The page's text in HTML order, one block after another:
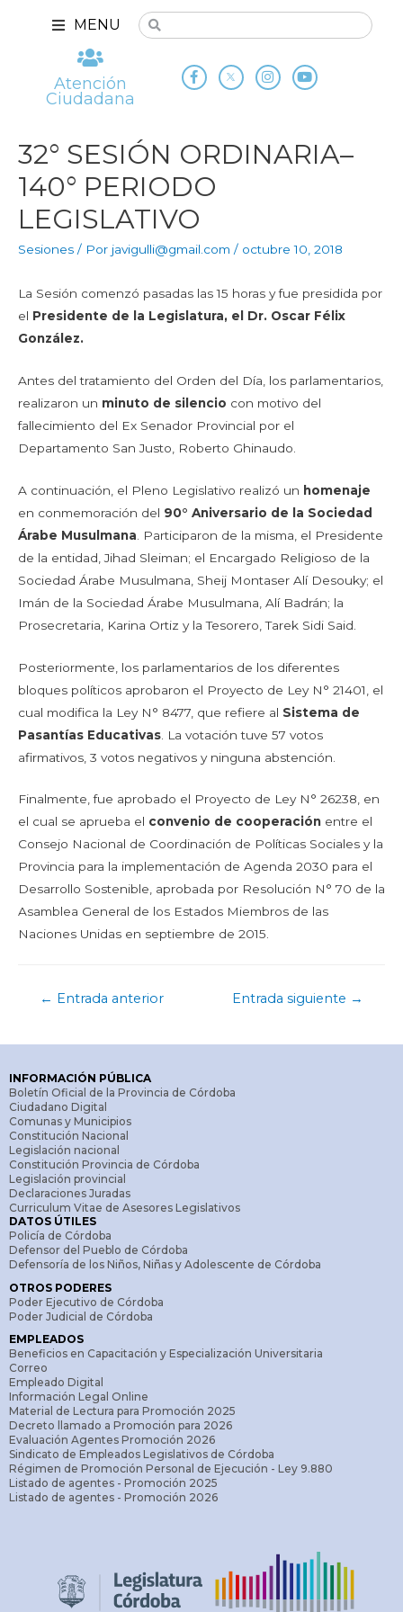
MENU
Atención
Ciudadana
32° SESIÓN ORDINARIA–
140° PERIODO
LEGISLATIVO
Sesiones / Por javigulli@gmail.com / octubre 10, 2018
La Sesión comenzó pasadas las 15 horas y fue presidida por
el Presidente de la Legislatura, el Dr. Oscar Félix
González.
Antes del tratamiento del Orden del Día, los parlamentarios,
realizaron un minuto de silencio con motivo del
fallecimiento del Ex Senador Provincial por el
Departamento San Justo, Roberto Ghinaudo.
A continuación, el Pleno Legislativo realizó un homenaje
en conmemoración del 90° Aniversario de la Sociedad
Árabe Musulmana . Participaron de la misma, el Presidente
de la entidad, Jihad Sleiman; el Encargado Religioso de la
Sociedad Árabe Musulmana, Sheij Montaser Alí Desouky; el
Imán de la Sociedad Árabe Musulmana, Alí Badrán; la
Prosecretaria, Karina Ortiz y la Tesorero, Tarek Sidi Said.
Posteriormente, los parlamentarios de los diferentes
bloques políticos aprobaron el Proyecto de Ley N° 21401, el
cual modifica la Ley N° 8477, que refiere al Sistema de
Pasantías Educativas . La votación tuve 57 votos
afirmativos, 3 votos negativos y ninguna abstención.
Finalmente, fue aprobado el Proyecto de Ley N° 26238, en
el cual se aprueba el convenio de cooperación entre el
Consejo Nacional de Coordinación de Políticas Sociales y la
Provincia para la implementación de Agenda 2030 para el
Desarrollo Sostenible, aprobada por Resolución N° 70 de la
Asamblea General de los Estados Miembros de las
Naciones Unidas en septiembre de 2015.
← Entrada anterior Entrada siguiente →
INFORMACIÓN PÚBLICA
Boletín Oficial de la Provincia de Córdoba
Ciudadano Digital
Comunas y Municipios
Constitución Nacional
Legislación nacional
Constitución Provincia de Córdoba
Legislación provincial
Declaraciones Juradas
Curriculum Vitae de Asesores Legislativos
DATOS ÚTILES
Policía de Córdoba
Defensor del Pueblo de Córdoba
Defensoría de los Niños, Niñas y Adolescente de Córdoba
OTROS PODERES
Poder Ejecutivo de Córdoba
Poder Judicial de Córdoba
EMPLEADOS
Beneficios en Capacitación y Especialización Universitaria
Correo
Empleado Digital
Información Legal Online
Material de Lectura para Promoción 2025
Decreto llamado a Promoción para 2026
Evaluación Agentes Promoción 2026
Sindicato de Empleados Legislativos de Córdoba
Régimen de Promoción Personal de Ejecución - Ley 9.880
Listado de agentes - Promoción 2025
Listado de agentes - Promoción 2026